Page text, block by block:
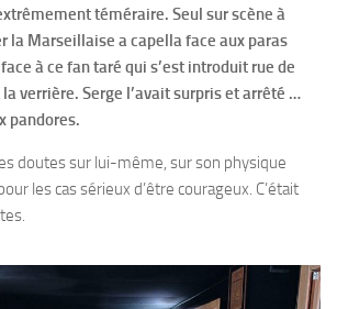
téméraire. Seul sur scène à
la Marseillaise a capella face aux paras
à ce fan taré qui s’est introduit rue de
verrière. Serge l’avait surpris et arrêté …
pandores.
doutes sur lui-même, sur son physique
les cas sérieux d’être courageux. C’était